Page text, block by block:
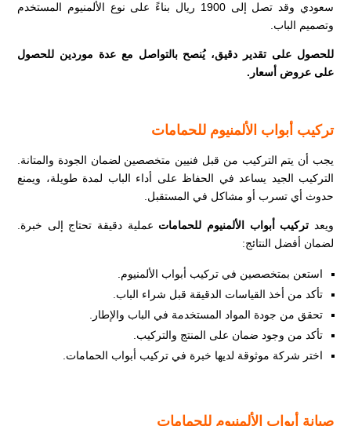
سعودي وقد تصل إلى 1900 ريال بناءً على نوع الألمنيوم المستخدم
وتصميم الباب.
للحصول على تقدير دقيق، يُنصح بالتواصل مع عدة موردين للحصول
على عروض أسعار.
تركيب أبواب الألمنيوم للحمامات
يجب أن يتم التركيب من قبل فنيين متخصصين لضمان الجودة والمتانة.
التركيب الجيد يساعد في الحفاظ على أداء الباب لمدة طويلة، ويمنع
حدوث أي تسرب أو مشاكل في المستقبل.
ويعد تركيب أبواب الألمنيوم للحمامات عملية دقيقة تحتاج إلى خبرة.
لضمان أفضل النتائج:
استعن بمتخصصين في تركيب أبواب الألمنيوم.
تأكد من أخذ القياسات الدقيقة قبل شراء الباب.
تحقق من جودة المواد المستخدمة في الباب والإطار.
تأكد من وجود ضمان على المنتج والتركيب.
اختر شركة موثوقة لديها خبرة في تركيب أبواب الحمامات.
صيانة أبواب الألمنيوم للحمامات